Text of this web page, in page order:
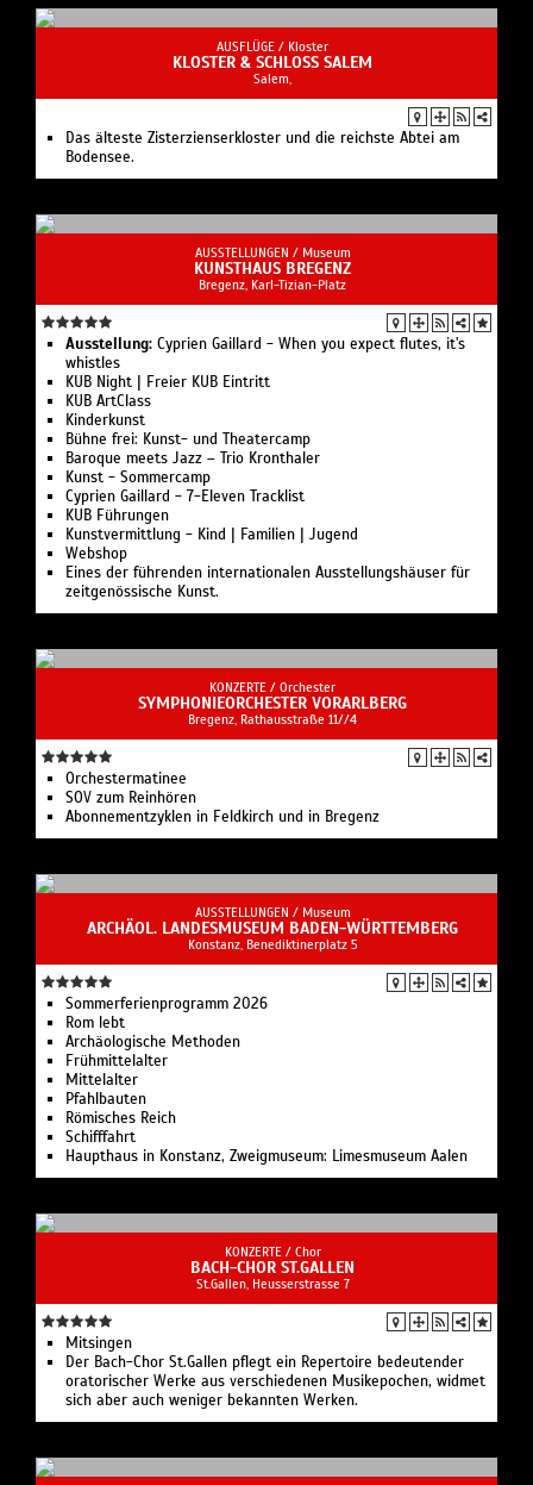
AUSFLÜGE / Kloster
KLOSTER & SCHLOSS SALEM
Salem,
Das älteste Zisterzienserkloster und die reichste Abtei am
Bodensee.
AUSSTELLUNGEN / Museum
KUNSTHAUS BREGENZ
Bregenz, Karl-Tizian-Platz
Ausstellung: Cyprien Gaillard - When you expect flutes, it's
whistles
KUB Night | Freier KUB Eintritt
KUB ArtClass
Kinderkunst
Bühne frei: Kunst- und Theatercamp
Baroque meets Jazz – Trio Kronthaler
Kunst - Sommercamp
Cyprien Gaillard - 7-Eleven Tracklist
KUB Führungen
Kunstvermittlung - Kind | Familien | Jugend
Webshop
Eines der führenden internationalen Ausstellungshäuser für
zeitgenössische Kunst.
KONZERTE / Orchester
SYMPHONIEORCHESTER VORARLBERG
Bregenz, Rathausstraße 11//4
Orchestermatinee
SOV zum Reinhören
Abonnementzyklen in Feldkirch und in Bregenz
AUSSTELLUNGEN / Museum
ARCHÄOL. LANDESMUSEUM BADEN-WÜRTTEMBERG
Konstanz, Benediktinerplatz 5
Sommerferienprogramm 2026
Rom lebt
Archäologische Methoden
Frühmittelalter
Mittelalter
Pfahlbauten
Römisches Reich
Schifffahrt
Haupthaus in Konstanz, Zweigmuseum: Limesmuseum Aalen
KONZERTE / Chor
BACH-CHOR ST.GALLEN
St.Gallen, Heusserstrasse 7
Mitsingen
Der Bach-Chor St.Gallen pflegt ein Repertoire bedeutender
oratorischer Werke aus verschiedenen Musikepochen, widmet
sich aber auch weniger bekannten Werken.